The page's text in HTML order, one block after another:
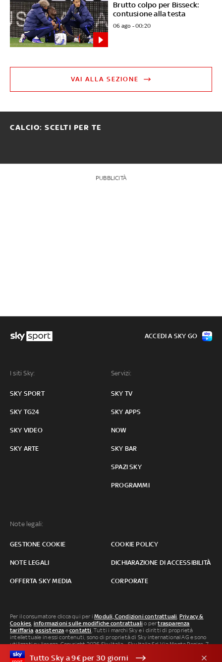
Brutto colpo per Bisseck:
contusione alla testa
06 ago - 00:20
VAI ALLA SEZIONE
CALCIO: SCELTI PER TE
PUBBLICITÀ
I siti Sky:
SKY SPORT
SKY TG24
SKY VIDEO
SKY ARTE
Servizi:
SKY TV
SKY APPS
NOW
SKY BAR
SPAZI SKY
PROGRAMMI
Note legali:
GESTIONE COOKIE COOKIE POLICY
NOTE LEGALI DICHIARAZIONE DI ACCESSIBILITÀ
OFFERTA SKY MEDIA CORPORATE
ACCEDI A SKY GO
Per il consumatore clicca qui per iModuli, Condizioni contrattuali, Privacy &
Cookies, informazioni sulle modifiche contrattuali o pertrasparenza
tariffaria,assistenza econtatti. Tutti i marchi Sky e i diritti di proprietà
intellettuale in essi contenuti, sono di proprietà di Sky international AG e sono
utilizzati su licenza. Copyright 2026 Sky Italia - Sky Italia Srl Via Monte Penice, 7 -
20138 Milano P.IVA 04619241005. SkyTG24: ISSN 3035-1537 e SkySport: ISSN
3035-1545.Segnalazione Abusi
Tutto Sky a 9€ per 30 giorni